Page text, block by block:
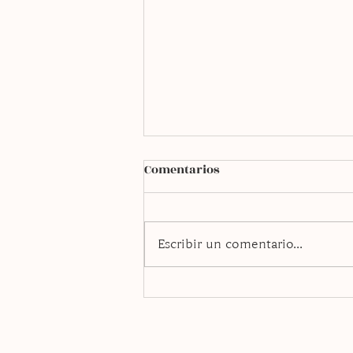
Dumplings de papel arroz
Comentarios
Escribir un comentario...